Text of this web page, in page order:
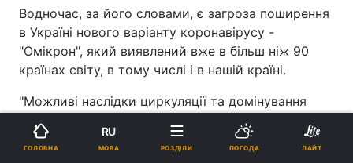
Водночас, за його словами, є загроза поширення
в Україні нового варіанту коронавірусу -
"Омікрон", який виявлений вже в більш ніж 90
країнах світу, в тому числі і в нашій країні.
"Можливі наслідки циркуляції та домінування
цього штаму поки не з’ясовано", - зауважив
міністр.
ГОЛОВНА
RU
МОВА РОЗДІЛИ ПОГОДА ЛАЙТ